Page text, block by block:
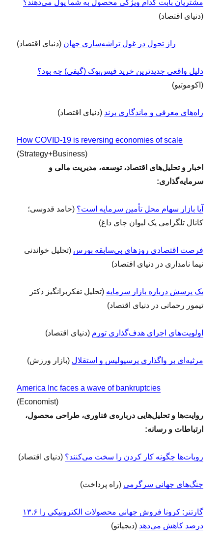
مشتریان بابت کدام ویژگی محصول به شما پول می‌دهند؟
(دنیای اقتصاد)
راز تحول در غول تراشه‌سازی جهان (دنیای اقتصاد)
دلیل واقعی جدیدترین خرید فیس‌بوک (گیفی) چه بود؟
(اکوموتیو)
راه‌های معرفی و ماندگاری برند (دنیای اقتصاد)
How COVID-19 is reversing economies of scale
(Strategy+Business)
اخبار و تحلیل‌های اقتصاد، توسعه، مدیریت مالی و
سرمایه‌گذاری:
آیا بازار سهام محل تأمین سرمایه است؟ (حامد قدوسی؛
کانال تلگرامی یک لیوان چای داغ)
فرصت اقتصادی روزهای بی‌سابقه بورس (تحلیل خواندنی
نیما نامداری در دنیای اقتصاد)
یک پرسش درباره بازار سرمایه (تحلیل تفکربرانگیز دکتر
تیمور رحمانی در دنیای اقتصاد)
اولویت‌های اجرای هدف‌گذاری تورم (دنیای اقتصاد)
مرثیه‌ای بر واگذاری پرسپولیس و استقلال (بازار ورزش)
America Inc faces a wave of bankruptcies
(Economist)
روایت‌ها و تحلیل‌هایی درباره‌ی فناوری، طراحی محصول،
ارتباطات و رسانه:
روبات‌ها چگونه کار کردن را سخت می‌کنند؟ (دنیای اقتصاد)
جنگ‌های جهانی سرگرمی (راه پرداخت)
گارتنر: کرونا فروش جهانی محصولات الکترونیکی را ۱۳.۶
درصد کاهش می‌دهد (دیجیاتو)